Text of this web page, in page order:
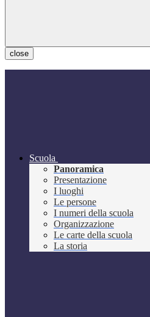
close
Scuola
Panoramica
Presentazione
I luoghi
Le persone
I numeri della scuola
Organizzazione
Le carte della scuola
La storia